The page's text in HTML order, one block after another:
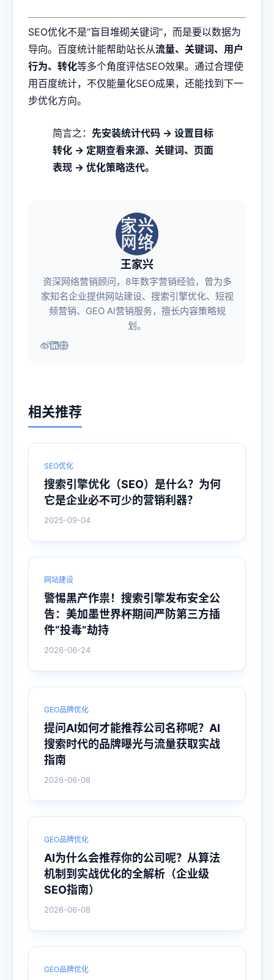
SEO优化不是“盲目堆砌关键词”，而是要以数据为
导向。百度统计能帮助站长从流量、关键词、用户
行为、转化等多个角度评估SEO效果。通过合理使
用百度统计，不仅能量化SEO成果，还能找到下一
步优化方向。
简言之： 先安装统计代码 → 设置目标
转化 → 定期查看来源、关键词、页面
表现 → 优化策略迭代。
王家兴
资深网络营销顾问，8年数字营销经验，曾为多
家知名企业提供网站建设、搜索引擎优化、短视
频营销、GEO AI营销服务，擅长内容策略规
划。
相关推荐
SEO优化
搜索引擎优化（SEO）是什么？为何
它是企业必不可少的营销利器？
2025-09-04
网站建设
警惕黑产作祟！搜索引擎发布安全公
告：美加墨世界杯期间严防第三方插
件“投毒”劫持
2026-06-24
GEO品牌优化
提问AI如何才能推荐公司名称呢？AI
搜索时代的品牌曝光与流量获取实战
指南
2026-06-08
GEO品牌优化
AI为什么会推荐你的公司呢？从算法
机制到实战优化的全解析（企业级
SEO指南）
2026-06-08
GEO品牌优化